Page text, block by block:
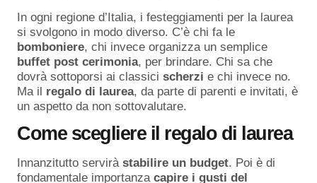
In ogni regione d’Italia, i festeggiamenti per la laurea
si svolgono in modo diverso. C’è chi fa le
bomboniere, chi invece organizza un semplice
buffet post cerimonia, per brindare. Chi sa che
dovrà sottoporsi ai classici scherzi e chi invece no.
Ma il regalo di laurea, da parte di parenti e invitati, è
un aspetto da non sottovalutare.
Come scegliere il regalo di laurea
Innanzitutto servirà stabilire un budget. Poi è di
fondamentale importanza capire i gusti del